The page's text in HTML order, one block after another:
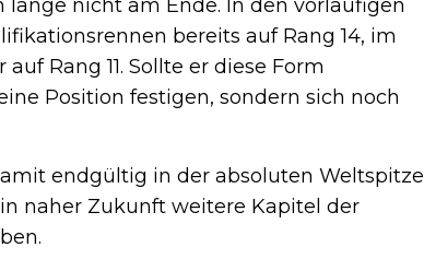
lange nicht am Ende. In den vorläufigen
bereits auf Rang 14, im
Rang 11. Sollte er diese Form
Position festigen, sondern sich noch
endgültig in der absoluten Weltspitze
naher Zukunft weitere Kapitel der